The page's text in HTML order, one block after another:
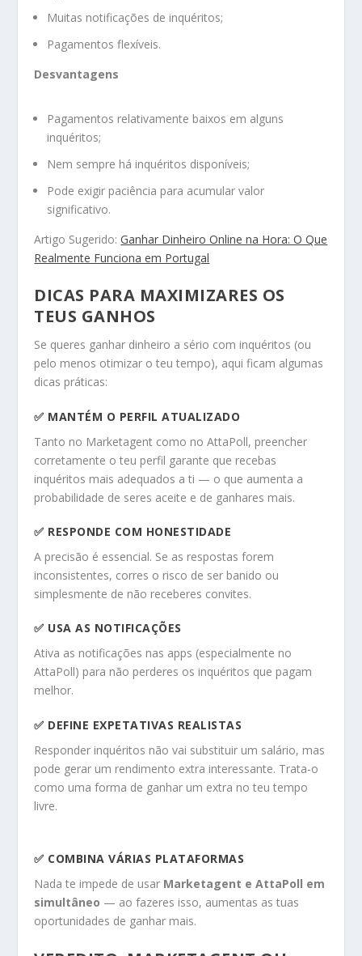
Muitas notificações de inquéritos;
Pagamentos flexíveis.
Desvantagens
Pagamentos relativamente baixos em alguns
inquéritos;
Nem sempre há inquéritos disponíveis;
Pode exigir paciência para acumular valor
significativo.
Artigo Sugerido:Ganhar Dinheiro Online na Hora: O Que
Realmente Funciona em Portugal
DICAS PARA MAXIMIZARES OS
TEUS GANHOS
Se queres ganhar dinheiro a sério com inquéritos (ou
pelo menos otimizar o teu tempo), aqui ficam algumas
dicas práticas:
✅ MANTÉM O PERFIL ATUALIZADO
Tanto no Marketagent como no AttaPoll, preencher
corretamente o teu perfil garante que recebas
inquéritos mais adequados a ti — o que aumenta a
probabilidade de seres aceite e de ganhares mais.
✅ RESPONDE COM HONESTIDADE
A precisão é essencial. Se as respostas forem
inconsistentes, corres o risco de ser banido ou
simplesmente de não receberes convites.
✅ USA AS NOTIFICAÇÕES
Ativa as notificações nas apps (especialmente no
AttaPoll) para não perderes os inquéritos que pagam
melhor.
✅ DEFINE EXPETATIVAS REALISTAS
Responder inquéritos não vai substituir um salário, mas
pode gerar um rendimento extra interessante. Trata-o
como uma forma de ganhar um extra no teu tempo
livre.
✅ COMBINA VÁRIAS PLATAFORMAS
Nada te impede de usar Marketagent e AttaPoll em
simultâneo — ao fazeres isso, aumentas as tuas
oportunidades de ganhar mais.